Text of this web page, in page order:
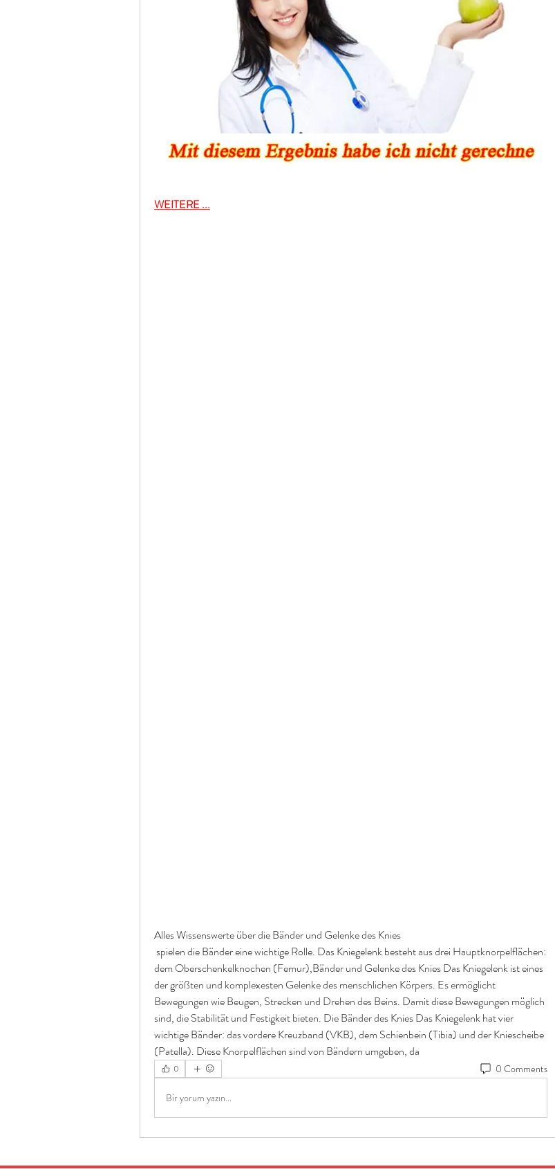
WEITERE ...
Alles Wissenswerte über die Bänder und Gelenke des Knies
dem Oberschenkelknochen (Femur),Bänder und Gelenke des Knies Das Kniegelenk ist eines
der größten und komplexesten Gelenke des menschlichen Körpers. Es ermöglicht
Bewegungen wie Beugen, Strecken und Drehen des Beins. Damit diese Bewegungen möglich
sind, die Stabilität und Festigkeit bieten. Die Bänder des Knies Das Kniegelenk hat vier
wichtige Bänder: das vordere Kreuzband (VKB), dem Schienbein (Tibia) und der Kniescheibe
(Patella). Diese Knorpelflächen sind von Bändern umgeben, da
0 0 Comments
Bir yorum yazın...